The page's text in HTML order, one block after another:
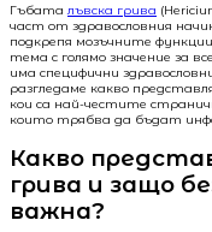
Гъбаталъвска грива
част от здравословния
подкрепя мозъчните
тема с голямо значение за
има специфични
разгледаме какво
кои са най-честите
които трябва да бъдат
Какво
грива и защо
важна?